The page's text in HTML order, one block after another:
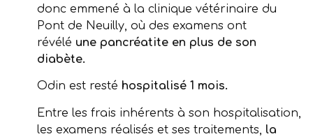
donc emmené à la clinique vétérinaire du
Pont de Neuilly, où des examens ont
révélé une pancréatite en plus de son
diabète.
Odin est resté hospitalisé 1 mois.
Entre les frais inhérents à son hospitalisation,
les examens réalisés et ses traitements, la